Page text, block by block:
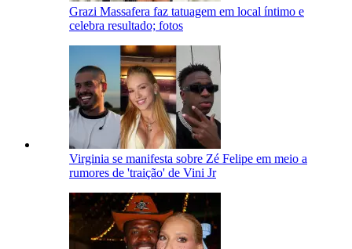
Grazi Massafera faz tatuagem em local íntimo e
celebra resultado; fotos
Virginia se manifesta sobre Zé Felipe em meio a
rumores de 'traição' de Vini Jr